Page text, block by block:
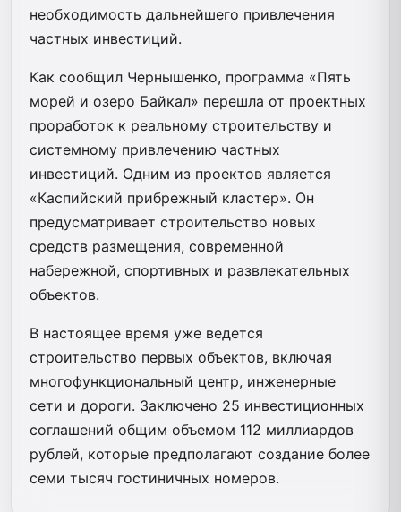
необходимость дальнейшего привлечения
частных инвестиций.
Как сообщил Чернышенко, программа «Пять
морей и озеро Байкал» перешла от проектных
проработок к реальному строительству и
системному привлечению частных
инвестиций. Одним из проектов является
«Каспийский прибрежный кластер». Он
предусматривает строительство новых
средств размещения, современной
набережной, спортивных и развлекательных
объектов.
В настоящее время уже ведется
строительство первых объектов, включая
многофункциональный центр, инженерные
сети и дороги. Заключено 25 инвестиционных
соглашений общим объемом 112 миллиардов
рублей, которые предполагают создание более
семи тысяч гостиничных номеров.